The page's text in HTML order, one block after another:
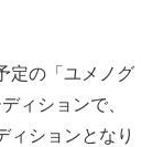
定の「ユメノグ
ィションで、
ィションとなり